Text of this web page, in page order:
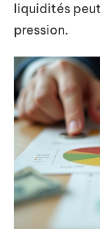
liquidités
pression.